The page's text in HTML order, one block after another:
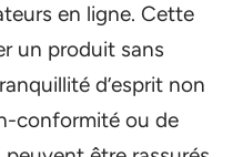
en ligne. Cette
un produit sans
d’esprit non
conformité ou de